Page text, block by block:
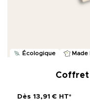
Écologique Made
Coffret
Dès 13,91 € HT*